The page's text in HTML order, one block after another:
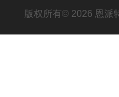
版权所有© 2026 恩